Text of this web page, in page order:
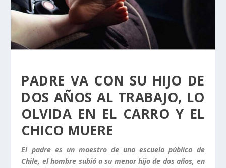
PADRE VA CON SU HIJO DE
DOS AÑOS AL TRABAJO, LO
OLVIDA EN EL CARRO Y EL
CHICO MUERE
El padre es un maestro de una escuela pública de
Chile, el hombre subió a su menor hijo de dos años, en